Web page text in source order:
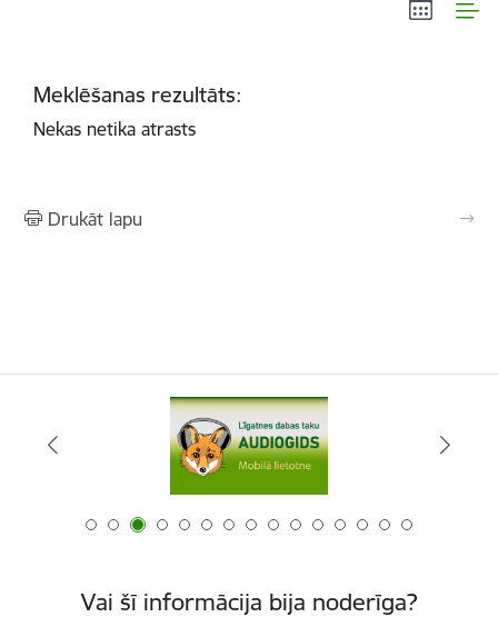
Meklēšanas rezultāts:
Nekas netika atrasts
Drukāt lapu
Vai šī informācija bija noderīga?